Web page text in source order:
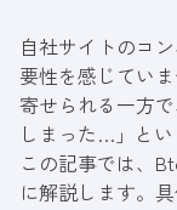
自社サイトのコ
要性を感じてい
寄せられる一方
しまった…」とい
この記事では、
に解説します。